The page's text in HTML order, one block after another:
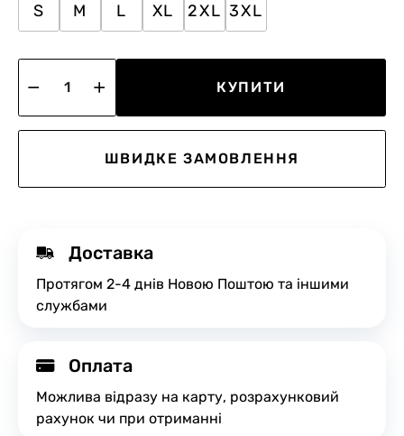
S M L XL 2XL 3XL
КУПИТИ
ШВИДКЕ ЗАМОВЛЕННЯ
Доставка
Протягом 2-4 днів Новою Поштою та іншими
службами
Оплата
Можлива відразу на карту, розрахунковий
рахунок чи при отриманні